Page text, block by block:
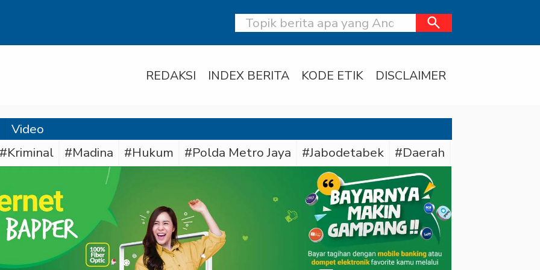
search
REDAKSI INDEX BERITA KODE ETIK DISCLAIMER
Video
#Kriminal
#Madina #Hukum #Polda Metro Jaya #Jabodetabek #Daerah